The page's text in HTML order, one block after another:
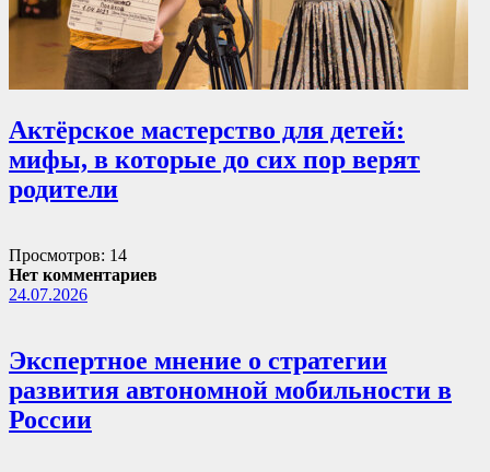
Актёрское мастерство для детей:
мифы, в которые до сих пор верят
родители
Просмотров: 14
Нет комментариев
24.07.2026
Экспертное мнение о стратегии
развития автономной мобильности в
России